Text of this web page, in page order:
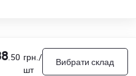
.50 грн./
шт
Вибрати склад